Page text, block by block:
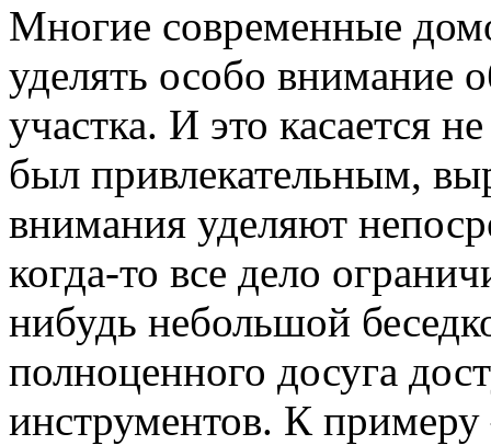
Многие современные
уделять особо внимание
участка. И это касается
был привлекательным,
внимания уделяют
когда-то все дело
нибудь небольшой
полноценного досуга
инструментов. К примеру